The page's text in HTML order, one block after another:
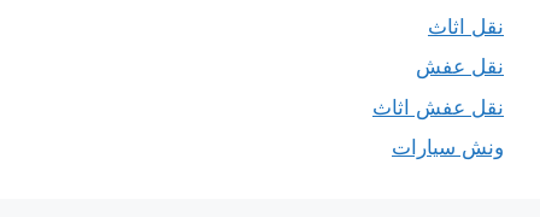
نقل اثاث
نقل عفش
نقل عفش اثاث
ونش سيارات